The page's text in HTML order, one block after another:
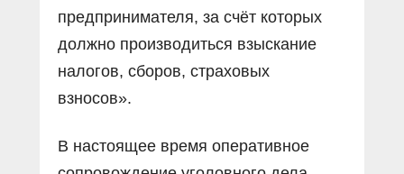
предпринимателя, за счёт которых
должно производиться взыскание
налогов, сборов, страховых
взносов».
В настоящее время оперативное